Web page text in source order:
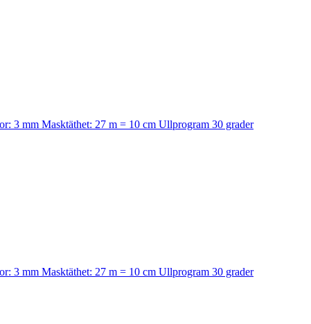
3 mm Masktäthet: 27 m = 10 cm Ullprogram 30 grader
3 mm Masktäthet: 27 m = 10 cm Ullprogram 30 grader